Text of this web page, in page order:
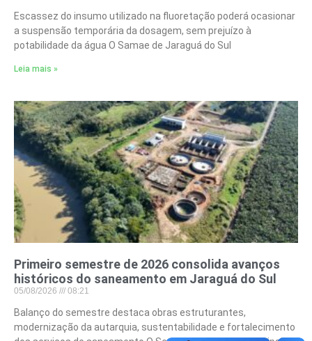
Escassez do insumo utilizado na fluoretação poderá ocasionar
a suspensão temporária da dosagem, sem prejuízo à
potabilidade da água O Samae de Jaraguá do Sul
Leia mais »
Primeiro semestre de 2026 consolida avanços
históricos do saneamento em Jaraguá do Sul
05/08/2026 08:21
Balanço do semestre destaca obras estruturantes,
modernização da autarquia, sustentabilidade e fortalecimento